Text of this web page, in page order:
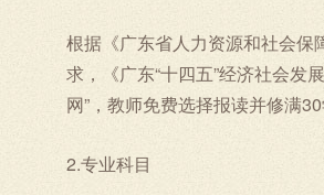
根据《广东省人力资源和社会
求，《广东“十四五”经济社会发
网”，教师免费选择报读并修满
2.专业科目